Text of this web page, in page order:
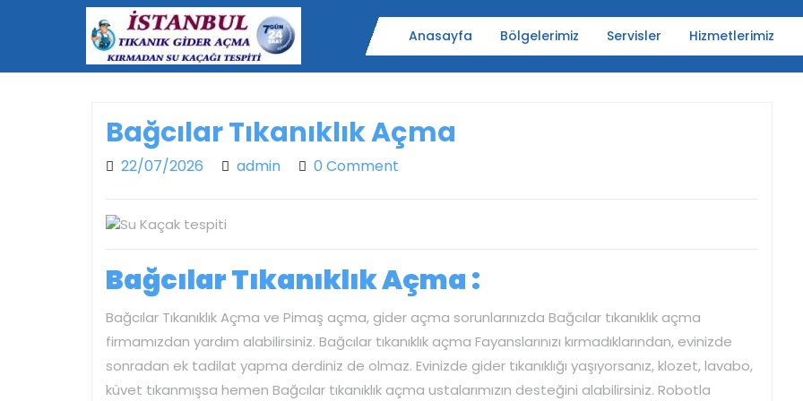
Anasayfa Bölgelerimiz Servisler Hizmetlerimiz
Bağcılar Tıkanıklık Açma
22/07/2026 22/07/2026
adminadmin0 Comment
Bağcılar Tıkanıklık Açma :
Bağcılar Tıkanıklık Açma ve Pimaş açma, gider açma sorunlarınızda Bağcılar tıkanıklık açma
firmamızdan yardım alabilirsiniz. Bağcılar tıkanıklık açma Fayanslarınızı kırmadıklarından, evinizde
sonradan ek tadilat yapma derdiniz de olmaz. Evinizde gider tıkanıklığı yaşıyorsanız, klozet, lavabo,
küvet tıkanmışsa hemen Bağcılar tıkanıklık açma ustalarımızın desteğini alabilirsiniz. Robotla